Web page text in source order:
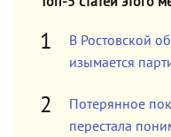
В Ростовской
изымается
Потерянное
перестала